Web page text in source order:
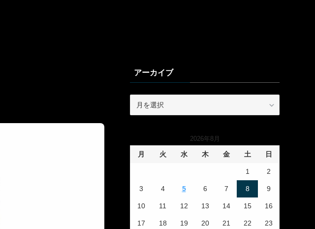
アーカイブ
2026年8月
月 火 水 木 金 土 日
1 2
3 4 5 6 7 8 9
10 11 12 13 14 15 16
17 18 19 20 21 22 23